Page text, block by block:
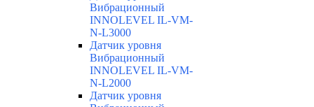
Вибрационный
INNOLEVEL IL-VM-
N-L3000
Датчик уровня
Вибрационный
INNOLEVEL IL-VM-
N-L2000
Датчик уровня